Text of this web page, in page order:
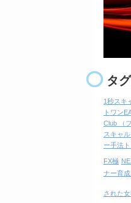
タグ
1秒スキ
トワンEA
Club （
スキャ
ー手法
FX極
ナー育
された